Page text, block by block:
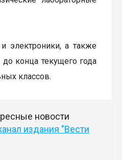
электроники, а также
конца текущего года
классов.
новости
издания "Вести